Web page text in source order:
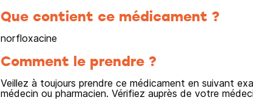
Que contient ce médicament ?
norfloxacine
Comment le prendre ?
Veillez à toujours prendre ce médicament en suivant
médecin ou pharmacien. Vérifiez auprès de votre